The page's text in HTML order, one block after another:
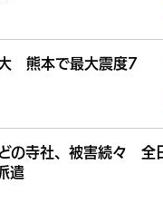
熊本で最大震度7
の寺社、被害続々 全
遣